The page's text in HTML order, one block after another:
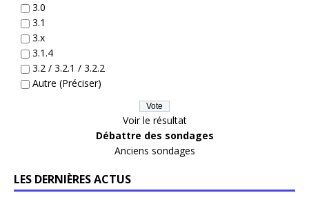
3.0
3.1
3.x
3.1.4
3.2 / 3.2.1 / 3.2.2
Autre (Préciser)
Voir le résultat
Débattre des sondages
Anciens sondages
LES DERNIÈRES ACTUS